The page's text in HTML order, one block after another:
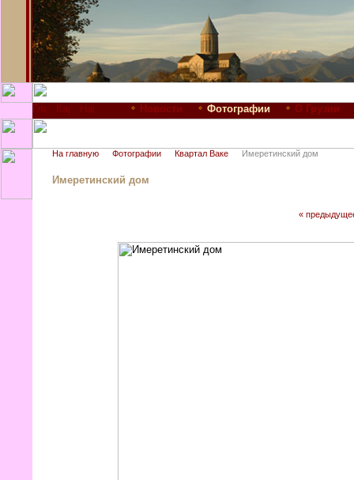
Новости Фотографии О Грузии
На главную Фотографии Квартал Ваке Имеретинский дом
Имеретинский дом
«